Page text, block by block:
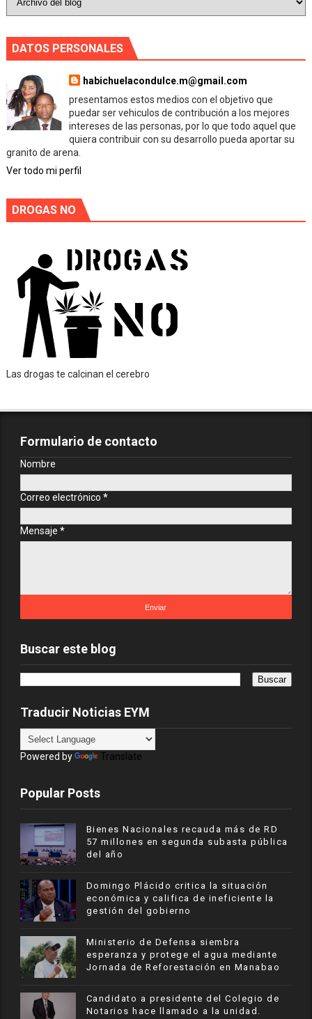
DATOS PERSONALES
habichuelacondulce.m@gmail.com
presentamos estos medios con el objetivo que
puedar ser vehiculos de contribución a los mejores
intereses de las personas, por lo que todo aquel que
quiera contribuir con su desarrollo pueda aportar su
granito de arena.
Ver todo mi perfil
DROGAS NO
Las drogas te calcinan el cerebro
Formulario de contacto
Nombre
Correo electrónico *
Mensaje *
Buscar este blog
Traducir Noticias EYM
Powered by Translate
Popular Posts
Bienes Nacionales recauda más de RD
57 millones en segunda subasta pública
del año
​Domingo Plácido critica la situación
económica y califica de ineficiente la
gestión del gobierno
Ministerio de Defensa siembra
esperanza y protege el agua mediante
Jornada de Reforestación en Manabao
Candidato a presidente del Colegio de
Notarios hace llamado a la unidad.